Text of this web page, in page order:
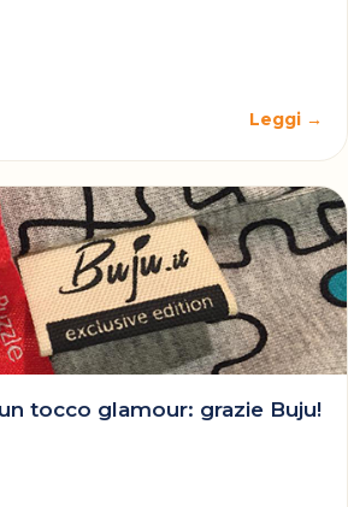
Leggi →
tocco glamour: grazie Buju!